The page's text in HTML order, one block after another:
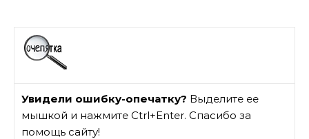
Увидели ошибку-опечатку? Выделите ее
мышкой и нажмите Ctrl+Enter. Спасибо за
помощь сайту!